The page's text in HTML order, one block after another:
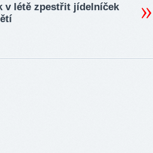
v létě zpestřit jídelníček